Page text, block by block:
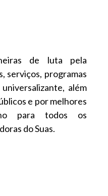
de luta pela
serviços, programas
além
e por melhores
para todos os
do Suas.